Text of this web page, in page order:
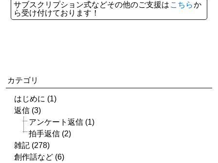
サブスクリプション式などその他のご支援は こちらか
ら受け付けております！
カテゴリ
はじめに (1)
返信 (3)
アンケート返信 (1)
拍手返信 (2)
雑記 (278)
創作話など (6)